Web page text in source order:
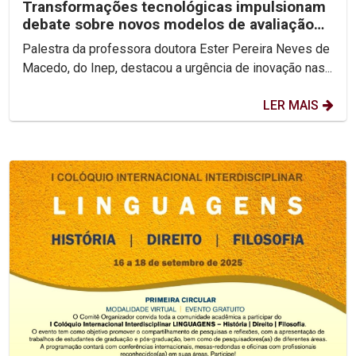
Transformações tecnológicas impulsionam
debate sobre novos modelos de avaliação
do ensino superior
Palestra da professora doutora Ester Pereira Neves de
Macedo, do Inep, destacou a urgência de inovação nas...
LER MAIS